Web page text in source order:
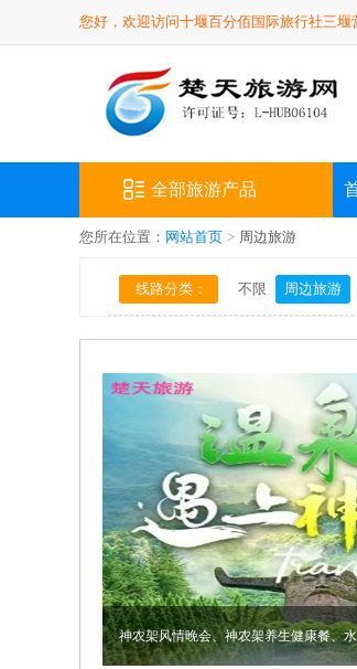
您好，欢迎访问十堰百分佰国际旅行社三堰
全部旅游产品
您所在位置： 网站首页 > 周边旅游
线路分类： 不限 周边旅游
神农架风情晚会、神农架养生健康餐、